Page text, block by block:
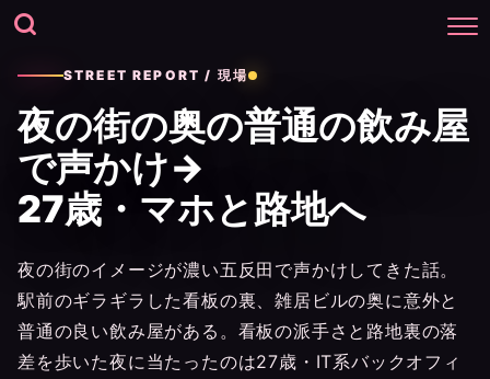
STREET REPORT / 現場
夜の街の奥の普通の飲み屋
で声かけ→
27歳・マホと路地へ
夜の街のイメージが濃い五反田で声かけしてきた話。
駅前のギラギラした看板の裏、雑居ビルの奥に意外と
普通の良い飲み屋がある。看板の派手さと路地裏の落
差を歩いた夜に当たったのは27歳・IT系バックオフィ